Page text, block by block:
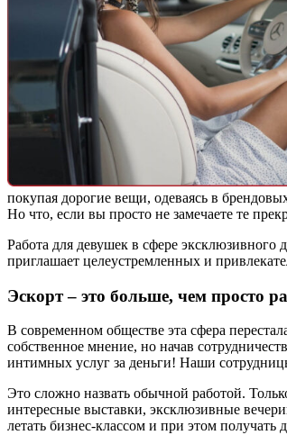
покупая дорогие вещи, одеваясь в
Но что, если вы просто не замечаете те
Работа для девушек в сфере эксклюзивного
приглашает целеустремленных и
Эскорт – это больше, чем просто
В современном обществе эта сфера
собственное мнение, но начав
интимных услуг за деньги! Наши
Это сложно назвать обычной работой.
интересные выставки, эксклюзивные
летать бизнес-классом и при этом получать